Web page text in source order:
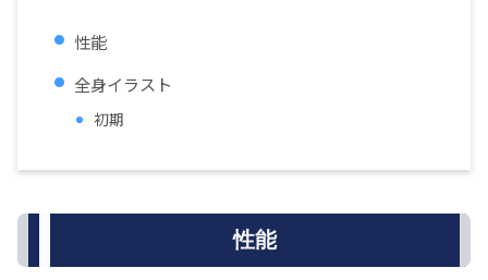
性能
全身イラスト
初期
性能